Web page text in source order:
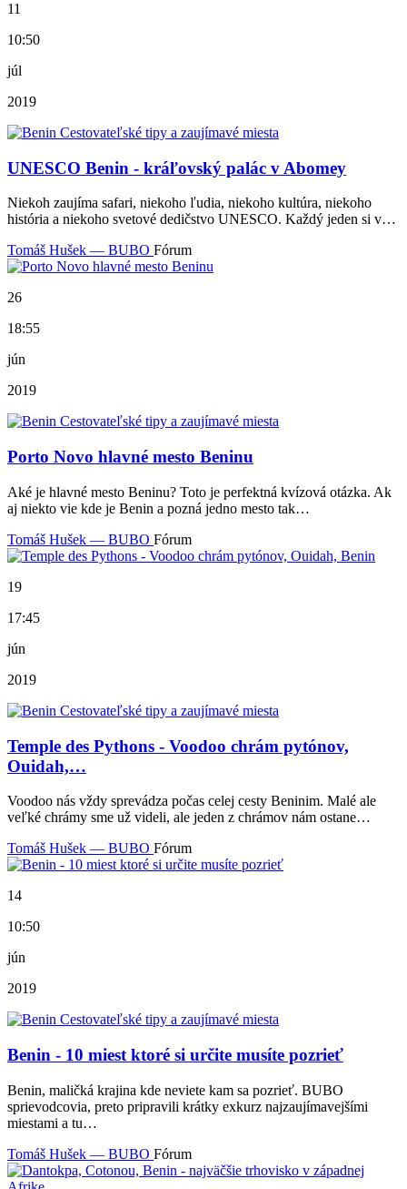
11
10:50
júl
2019
UNESCO Benin - kráľovský palác v Abomey
Niekoh zaujíma safari, niekoho ľudia, niekoho kultúra, niekoho
história a niekoho svetové dedičstvo UNESCO. Každý jeden si v…
Tomáš Hušek — BUBO Fórum
26
18:55
jún
2019
Porto Novo hlavné mesto Beninu
Aké je hlavné mesto Beninu? Toto je perfektná kvízová otázka. Ak
aj niekto vie kde je Benin a pozná jedno mesto tak…
Tomáš Hušek — BUBO Fórum
19
17:45
jún
2019
Temple des Pythons - Voodoo chrám pytónov,
Ouidah,…
Voodoo nás vždy sprevádza počas celej cesty Beninim. Malé ale
veľké chrámy sme už videli, ale jeden z chrámov nám ostane…
Tomáš Hušek — BUBO Fórum
14
10:50
jún
2019
Benin - 10 miest ktoré si určite musíte pozrieť
Benin, maličká krajina kde neviete kam sa pozrieť. BUBO
sprievodcovia, preto pripravili krátky exkurz najzaujímavejšími
miestami a tu…
Tomáš Hušek — BUBO Fórum